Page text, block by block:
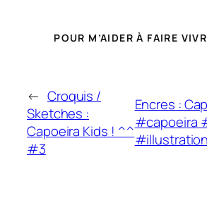
POUR M’AIDER À FAIRE
← Croquis /
Sketches :
Capoeira Kids ! ^^
#3
Encres :
#capoeira